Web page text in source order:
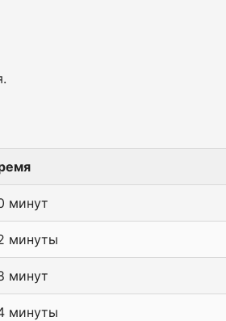
минут
минуты
минут
минуты